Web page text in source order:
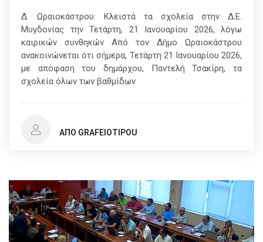
Δ. Ωραιοκάστρου: Κλειστά τα σχολεία στην Δ.Ε.
Μυγδονίας την Τετάρτη, 21 Ιανουαρίου 2026, λόγω
καιρικών συνθηκών Από τον Δήμο Ωραιοκάστρου
ανακοινώνεται ότι σήμερα, Τετάρτη 21 Ιανουαρίου 2026,
με απόφαση του δημάρχου, Παντελή Τσακίρη, τα
σχολεία όλων των βαθμίδων
ΑΠΌ GRAFEIOTIPOU